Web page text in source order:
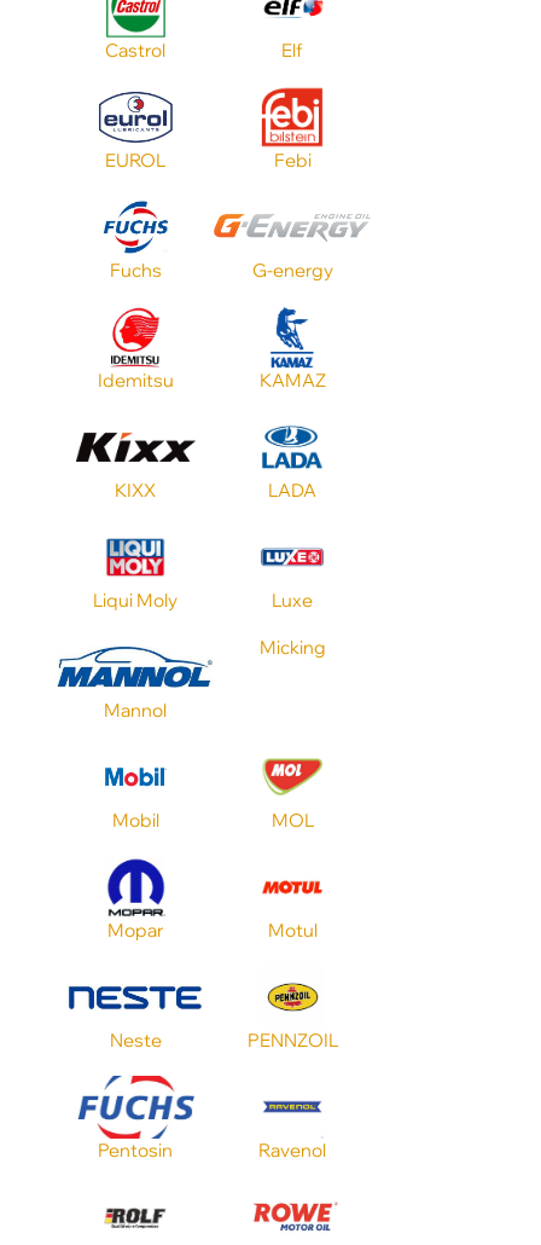
ATF Mercon
Стандарт ACEA
Castrol Elf
EUROL Febi
Fuchs G-energy
Idemitsu KAMAZ
KIXX LADA
Liqui Moly Luxe
Mannol
Micking
Mobil MOL
Mopar Motul
Neste PENNZOIL
Pentosin Ravenol